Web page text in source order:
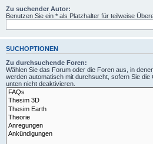
Zu suchender Autor:
Benutzen Sie ein * als Platzhalter für teilweise
SUCHOPTIONEN
Zu durchsuchende Foren:
Wählen Sie das Forum oder die Foren aus, in
werden automatisch mit durchsucht, sofern Sie die
unten nicht deaktivieren.